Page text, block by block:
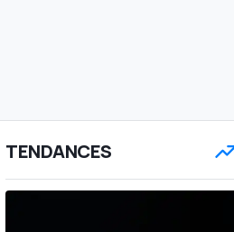
TENDANCES